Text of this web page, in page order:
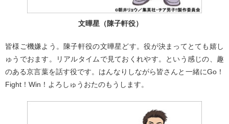
文曄星（陳子軒役）
皆様ご機嫌よう。陳子軒役の文曄星どす。役が決まってとても嬉し
ゅうでおます。リアルタイムで見ておくれやす。という感じの、趣
のある京言葉を話す役です。はんなりしながら皆さんと一緒にGo！
Fight！Win！よろしゅうおたのもうします。